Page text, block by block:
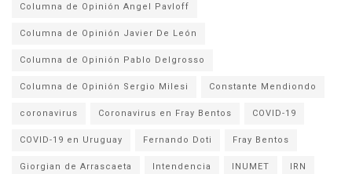
Columna de Opinión Angel Pavloff
Columna de Opinión Javier De León
Columna de Opinión Pablo Delgrosso
Columna de Opinión Sergio Milesi Constante Mendiondo
coronavirus Coronavirus en Fray Bentos COVID-19
COVID-19 en Uruguay Fernando Doti Fray Bentos
Giorgian de Arrascaeta Intendencia INUMET IRN